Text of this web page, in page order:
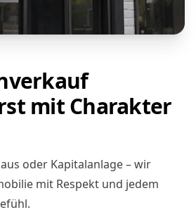
mit Charakter
oder Kapitalanlage – wir
mit Respekt und jedem